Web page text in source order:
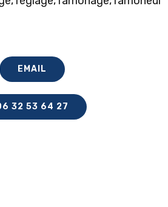
EMAIL
32 53 64 27